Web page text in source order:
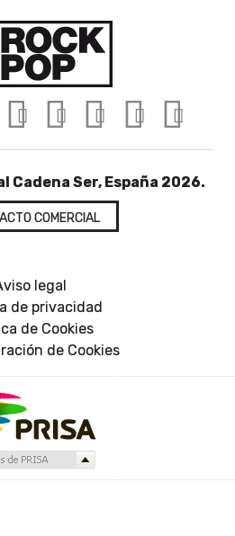
Cadena Ser, España 2026.
COMERCIAL
legal
de privacidad
de Cookies
de Cookies